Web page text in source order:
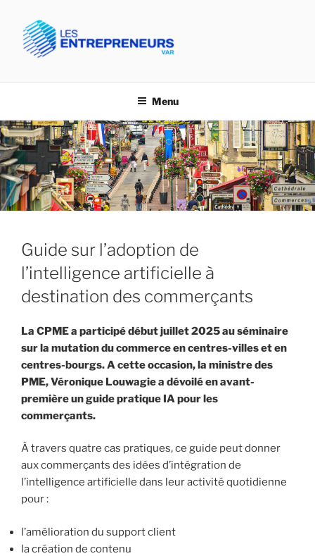
contenu
principal
ENTREPRENEURS VAR
Menu
Guide sur l’adoption de
l’intelligence artificielle à
destination des commerçants
La CPME a participé début juillet 2025 au séminaire
sur la mutation du commerce en centres-villes et en
centres-bourgs. A cette occasion, la ministre des
PME, Véronique Louwagie a dévoilé en avant-
première un guide pratique IA pour les
commerçants.
À travers quatre cas pratiques, ce guide peut donner
aux commerçants des idées d’intégration de
l’intelligence artificielle dans leur activité quotidienne
pour :
l’amélioration du support client
la création de contenu